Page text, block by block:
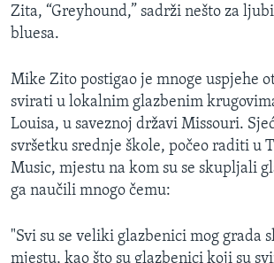
Zita, “Greyhound,” sadrži nešto za
bluesa.
Mike Zito postigao je mnoge uspjehe
svirati u lokalnim glazbenim
Louisa, u saveznoj državi Missouri.
svršetku srednje škole, počeo raditi u
Music, mjestu na kom su se skupljali
ga naučili mnogo čemu:
"Svi su se veliki glazbenici mog grada
mjestu, kao što su glazbenici koji su